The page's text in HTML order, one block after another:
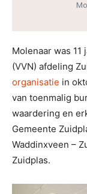
Molenaar was
(VVN) afdeling
organisatie in
van toenmalig
waardering en
Gemeente
Waddinxveen –
Zuidplas.